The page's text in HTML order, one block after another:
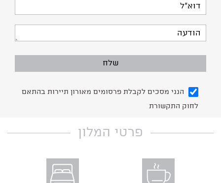
הודעה
הנני מסכים לקבלת פרסומים מאורון תיירות בהתאם
לחוק התקשורת
פרטי המלון